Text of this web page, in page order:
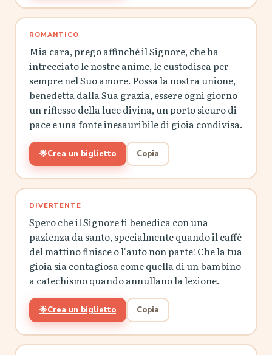
ROMANTICO
Mia cara, prego affinché il Signore, che ha
intrecciato le nostre anime, le custodisca per
sempre nel Suo amore. Possa la nostra unione,
benedetta dalla Sua grazia, essere ogni giorno
un riflesso della luce divina, un porto sicuro di
pace e una fonte inesauribile di gioia condivisa.
🌟Crea un biglietto Copia
DIVERTENTE
Spero che il Signore ti benedica con una
pazienza da santo, specialmente quando il caffè
del mattino finisce o l'auto non parte! Che la tua
gioia sia contagiosa come quella di un bambino
a catechismo quando annullano la lezione.
🌟Crea un biglietto Copia